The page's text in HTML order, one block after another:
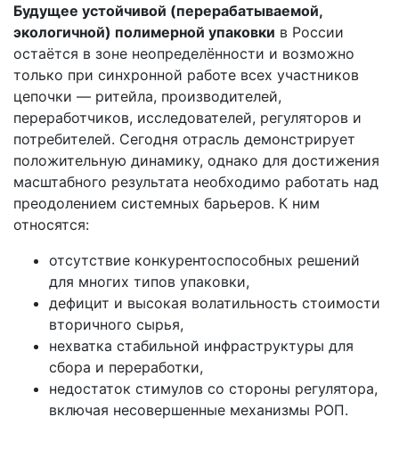
Будущее устойчивой (перерабатываемой,
экологичной) полимерной упаковки в России
остаётся в зоне неопределённости и возможно
только при синхронной работе всех участников
цепочки — ритейла, производителей,
переработчиков, исследователей, регуляторов и
потребителей. Сегодня отрасль демонстрирует
положительную динамику, однако для достижения
масштабного результата необходимо работать над
преодолением системных барьеров. К ним
относятся:
отсутствие конкурентоспособных решений
для многих типов упаковки,
дефицит и высокая волатильность стоимости
вторичного сырья,
нехватка стабильной инфраструктуры для
сбора и переработки,
недостаток стимулов со стороны регулятора,
включая несовершенные механизмы РОП.